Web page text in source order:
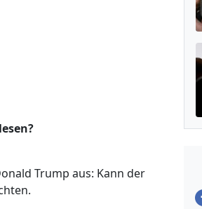
Trump aus: Kann der